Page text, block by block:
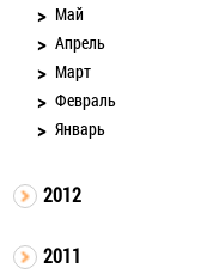
Май
Апрель
Март
Февраль
Январь
2012
2011